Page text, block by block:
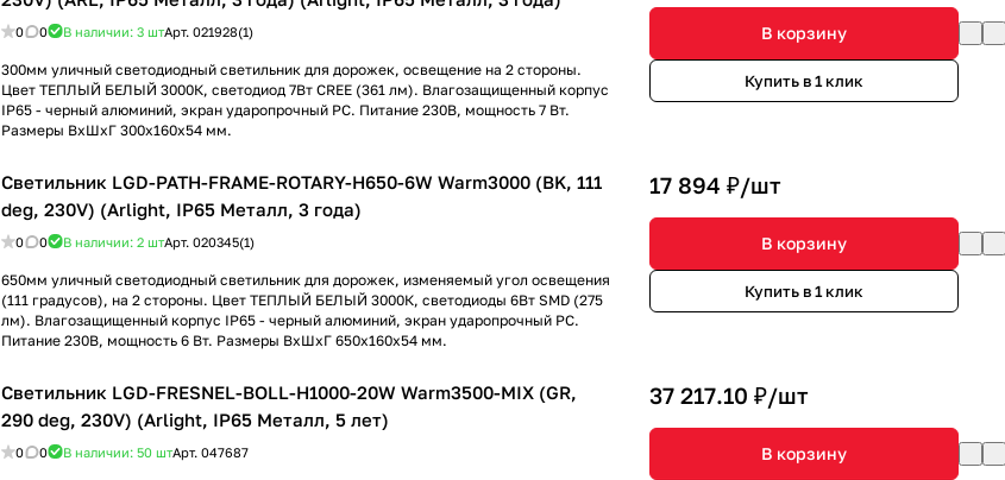
0 0 В наличии: 3 штАрт. 021928(1)
300мм уличный светодиодный светильник для дорожек, освещение на 2 стороны.
Цвет ТЕПЛЫЙ БЕЛЫЙ 3000К, светодиод 7Вт CREE (361 лм). Влагозащищенный корпус
IP65 - черный алюминий, экран ударопрочный PC. Питание 230В, мощность 7 Вт.
Размеры ВхШхГ 300х160х54 мм.
В корзину
Купить в 1 клик
Светильник LGD-PATH-FRAME-ROTARY-H650-6W Warm3000 (BK, 111
deg, 230V) (Arlight, IP65 Металл, 3 года)
0 0 В наличии: 2 штАрт. 020345(1)
650мм уличный светодиодный светильник для дорожек, изменяемый угол освещения
(111 градусов), на 2 стороны. Цвет ТЕПЛЫЙ БЕЛЫЙ 3000К, светодиоды 6Вт SMD (275
лм). Влагозащищенный корпус IP65 - черный алюминий, экран ударопрочный PC.
Питание 230В, мощность 6 Вт. Размеры ВхШхГ 650х160х54 мм.
17 894 ₽/шт
В корзину
Купить в 1 клик
Светильник LGD-FRESNEL-BOLL-H1000-20W Warm3500-MIX (GR,
290 deg, 230V) (Arlight, IP65 Металл, 5 лет)
0 0 В наличии: 50 штАрт. 047687
37 217.10 ₽/шт
В корзину